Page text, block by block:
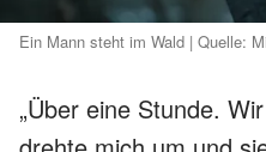
Ein Mann steht im Wald | Quelle:
„Über eine Stunde.